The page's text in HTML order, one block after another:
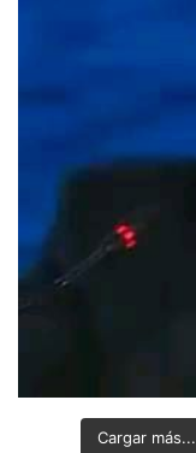
Cargar más...